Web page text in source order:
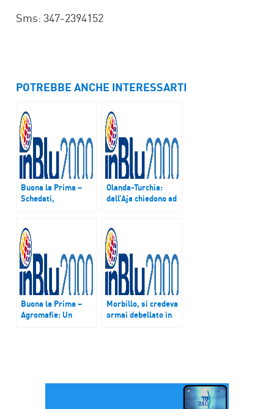
Sms: 347-2394152
POTREBBE ANCHE INTERESSARTI
Buona la Prima –
Schedati,
psichici e disabili
durante il nazismo.
E’ la mostra che
apre domani a Roma
Olanda-Turchia:
dall’Aja chiedono ad
fascismo
Buona la Prima –
Agromafie: Un
Morbillo, si credeva
ormai debellato in